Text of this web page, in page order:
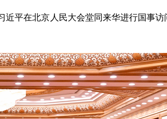
平在北京人民大会堂同来华进行国事访